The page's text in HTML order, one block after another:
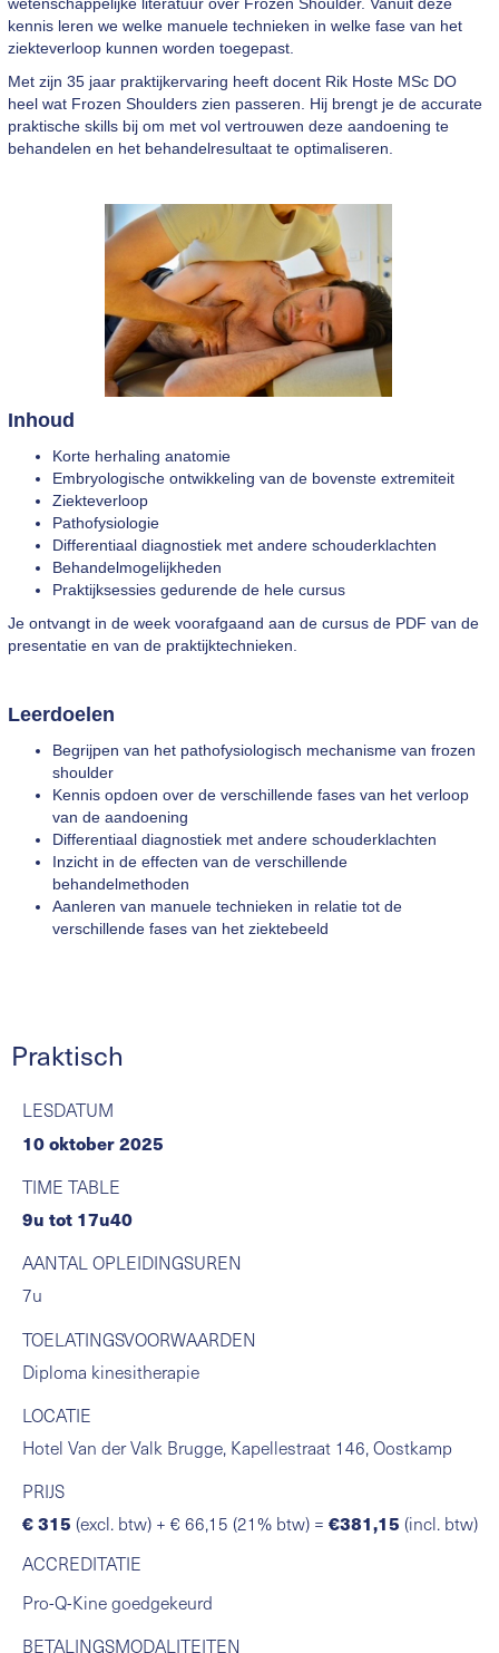
wetenschappelijke literatuur over Frozen Shoulder. Vanuit deze
kennis leren we welke manuele technieken in welke fase van het
ziekteverloop kunnen worden toegepast.
Met zijn 35 jaar praktijkervaring heeft docent Rik Hoste MSc DO
heel wat Frozen Shoulders zien passeren. Hij brengt je de accurate
praktische skills bij om met vol vertrouwen deze aandoening te
behandelen en het behandelresultaat te optimaliseren.
Inhoud
Korte herhaling anatomie
Embryologische ontwikkeling van de bovenste extremiteit
Ziekteverloop
Pathofysiologie
Differentiaal diagnostiek met andere schouderklachten
Behandelmogelijkheden
Praktijksessies gedurende de hele cursus
Je ontvangt in de week voorafgaand aan de cursus de PDF van de
presentatie en van de praktijktechnieken.
Leerdoelen
Begrijpen van het pathofysiologisch mechanisme van frozen
shoulder
Kennis opdoen over de verschillende fases van het verloop
van de aandoening
Differentiaal diagnostiek met andere schouderklachten
Inzicht in de effecten van de verschillende
behandelmethoden
Aanleren van manuele technieken in relatie tot de
verschillende fases van het ziektebeeld
Praktisch
LESDATUM
10 oktober 2025
TIME TABLE
9u tot 17u40
AANTAL OPLEIDINGSUREN
7u
TOELATINGSVOORWAARDEN
Diploma kinesitherapie
LOCATIE
Hotel Van der Valk Brugge, Kapellestraat 146, Oostkamp
PRIJS
€ 315 (excl. btw) + € 66,15 (21% btw) = €381,15 (incl. btw)
ACCREDITATIE
Pro-Q-Kine goedgekeurd
BETALINGSMODALITEITEN